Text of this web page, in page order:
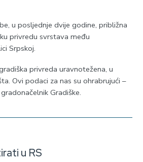
u posljednje dvije godine, približna
privredu svrstava među
Srpskoj.
privreda uravnotežena, u
Ovi podaci za nas su ohrabrujući –
Gradiške.
u RS